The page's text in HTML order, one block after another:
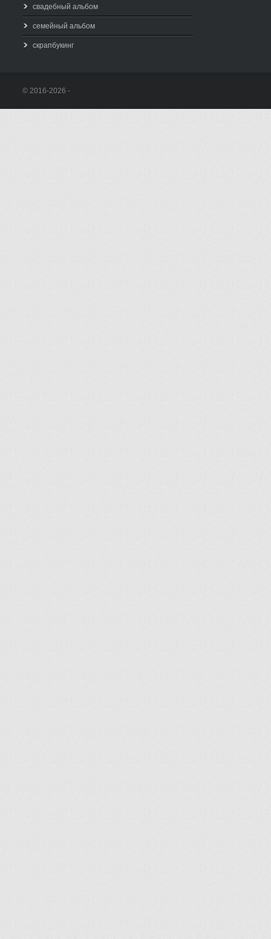
свадебный альбом
семейный альбом
скрапбукинг
© 2016-2026 -